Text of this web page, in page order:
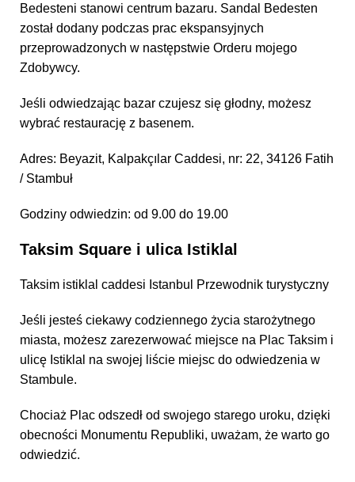
Bedesteni stanowi centrum bazaru. Sandal Bedesten
został dodany podczas prac ekspansyjnych
przeprowadzonych w następstwie Orderu mojego
Zdobywcy.
Jeśli odwiedzając bazar czujesz się głodny, możesz
wybrać restaurację z basenem.
Adres: Beyazit, Kalpakçılar Caddesi, nr: 22, 34126 Fatih
/ Stambuł
Godziny odwiedzin: od 9.00 do 19.00
Taksim Square i ulica Istiklal
Taksim istiklal caddesi Istanbul Przewodnik turystyczny
Jeśli jesteś ciekawy codziennego życia starożytnego
miasta, możesz zarezerwować miejsce na Plac Taksim i
ulicę Istiklal na swojej liście miejsc do odwiedzenia w
Stambule.
Chociaż Plac odszedł od swojego starego uroku, dzięki
obecności Monumentu Republiki, uważam, że warto go
odwiedzić.